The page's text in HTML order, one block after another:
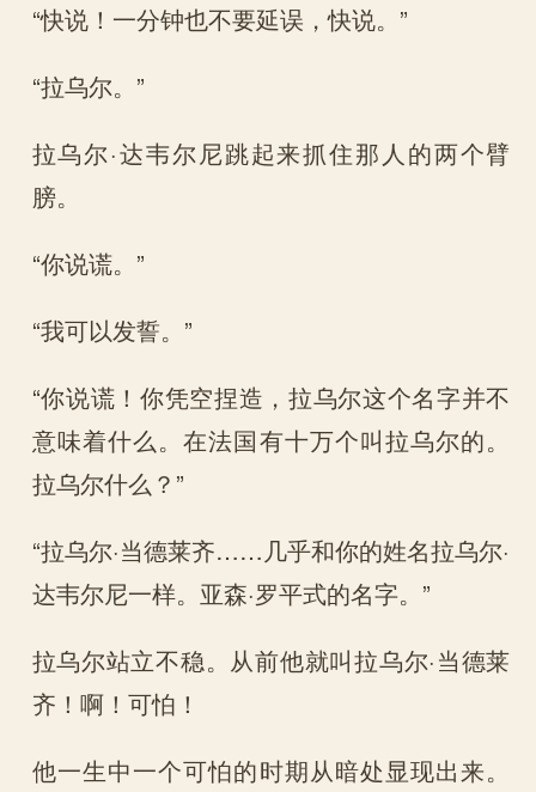
“快说！一分钟也不要延误，快说。”
“拉乌尔。”
拉乌尔·达韦尔尼跳起来抓住那人的两个臂
膀。
“你说谎。”
“我可以发誓。”
“你说谎！你凭空捏造，拉乌尔这个名字并不
意味着什么。在法国有十万个叫拉乌尔的。
拉乌尔什么？”
“拉乌尔·当德莱齐……几乎和你的姓名拉乌尔·
达韦尔尼一样。亚森·罗平式的名字。”
拉乌尔站立不稳。从前他就叫拉乌尔·当德莱
齐！啊！可怕！
他一生中一个可怕的时期从暗处显现出来。